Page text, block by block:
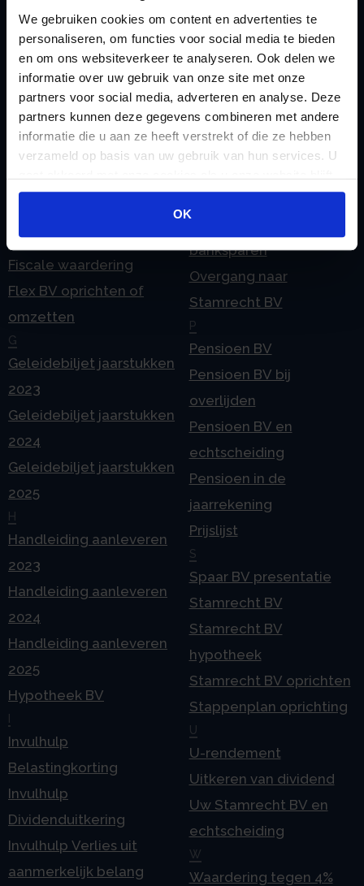
We gebruiken cookies om content en advertenties te
personaliseren, om functies voor social media te bieden
en om ons websiteverkeer te analyseren. Ook delen we
informatie over uw gebruik van onze site met onze
partners voor social media, adverteren en analyse. Deze
partners kunnen deze gegevens combineren met andere
informatie die u aan ze heeft verstrekt of die ze hebben
verzameld op basis van uw gebruik van hun services. U
gebruiken.
OK
Checklist IB 2024 (Word)
Checklist IB 2025 (PDF)
Checklist IB 2025 (Word)
Contact
eHerkenning voor uw
Stamrecht BV
Emigratie
Fiscale waardering
Flex BV oprichten of
omzetten
G
Geleidebiljet jaarstukken
2023
Geleidebiljet jaarstukken
2024
Geleidebiljet jaarstukken
2025
H
Handleiding aanleveren
2023
Handleiding aanleveren
2024
Handleiding aanleveren
2025
Hypotheek BV
Invulhulp
Belastingkorting
Invulhulp
Dividenduitkering
Invulhulp Verlies uit
aanmerkelijk belang
O
ODV BV
Ontbinden Stamrecht
BV
Onzakelijke lening
Stamrecht BV
StamrechtBV.com
Overdracht vanuit
banksparen
Overgang naar
Stamrecht BV
P
Pensioen BV
Pensioen BV bij
overlijden
Pensioen BV en
echtscheiding
Pensioen in de
jaarrekening
Prijslijst
S
Spaar BV presentatie
Stamrecht BV
Stamrecht BV
hypotheek
Stamrecht BV oprichten
Stappenplan oprichting
U
U-rendement
Uitkeren van dividend
Uw Stamrecht BV en
echtscheiding
W
Waardering tegen 4%